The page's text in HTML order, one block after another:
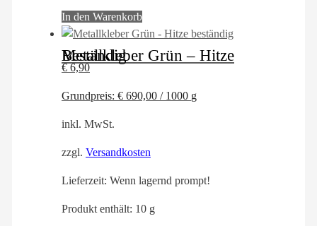
In den Warenkorb
Metallkleber Grün – Hitze Beständig
€6,90
Grundpreis: € 690,00 / 1000 g
inkl. MwSt.
zzgl. Versandkosten
Lieferzeit: Wenn lagernd prompt!
Produkt enthält: 10 g